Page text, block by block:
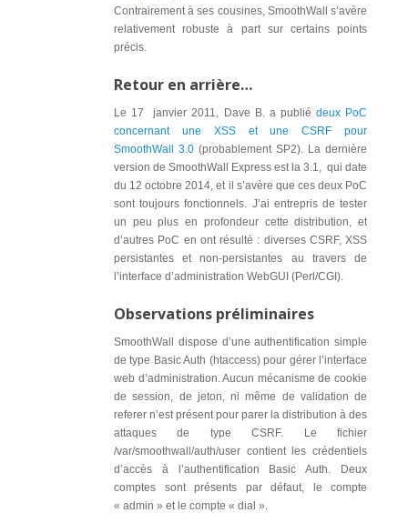
Contrairement à ses cousines, SmoothWall s’avère
relativement robuste à part sur certains points
précis.
Retour en arrière…
Le 17 janvier 2011, Dave B. a publié deux PoC
concernant une XSS et une CSRF pour
SmoothWall 3.0 (probablement SP2). La dernière
version de SmoothWall Express est la 3.1, qui date
du 12 octobre 2014, et il s’avère que ces deux PoC
sont toujours fonctionnels. J’ai entrepris de tester
un peu plus en profondeur cette distribution, et
d’autres PoC en ont résulté : diverses CSRF, XSS
persistantes et non-persistantes au travers de
l’interface d’administration WebGUI (Perl/CGI).
Observations préliminaires
SmoothWall dispose d’une authentification simple
de type Basic Auth (htaccess) pour gérer l’interface
web d’administration. Aucun mécanisme de cookie
de session, de jeton, ni même de validation de
referer n’est présent pour parer la distribution à des
attaques de type CSRF. Le fichier
/var/smoothwall/auth/user contient les crédentiels
d’accès à l’authentification Basic Auth. Deux
comptes sont présents par défaut, le compte
« admin » et le compte « dial ».